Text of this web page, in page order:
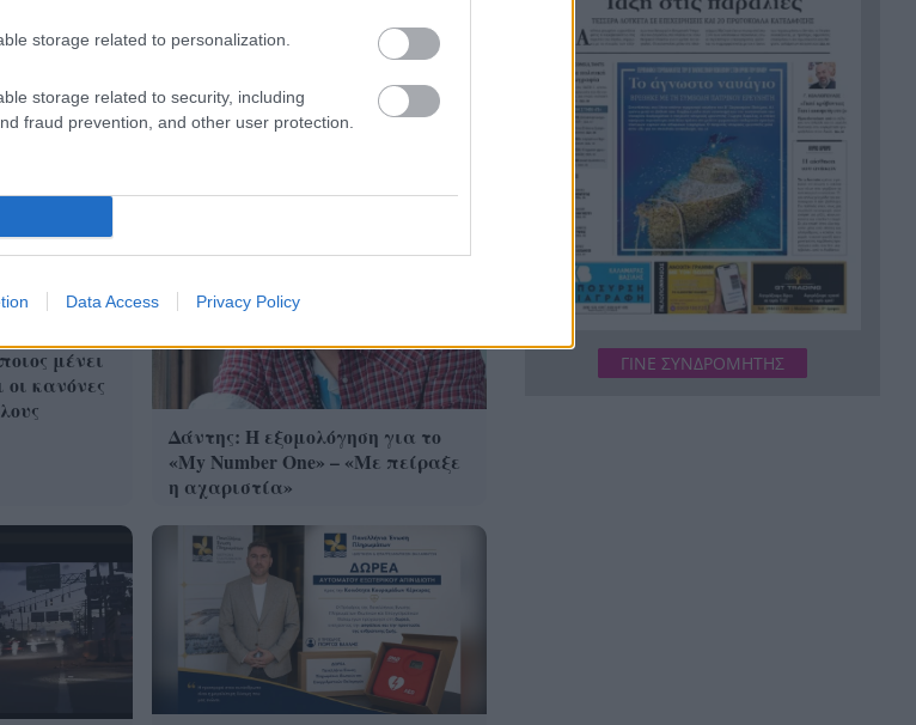
storage related to personalization.
storage related to security, including
fraud prevention, and other user protection.
Data Access Privacy Policy
μοντέλο
Κασσελάκης: Μιλά ανοιχτά για
το ενδεχόμενο να δημιουργήσει
οικογένεια με τον Tyler
μένει
οι κανόνες
Δάντης: Η εξομολόγηση για το
«My Number One» – «Με πείραξε
η αχαριστία»
«Ιδιαίτερα δυσμενείς
πυρομετεωρολογικές συνθήκες
αναμένονται το επόμενο
48ωρο», κόκκινος συναγερμός
για 6 περιφέρειες
16:22
«Φοβόμουν ότι θα πεθάνω»:
Μαθήτρια περιγράφει την
επίθεση σε σχολείο της
Ταϊλάνδης με 9 νεκρούς
16:12 Τεράστιο πλήγμα και βαρύ
πέθανε ο πατέρας του
ΓΙΝΕ ΣΥΝΔΡΟΜΗΤΗΣ